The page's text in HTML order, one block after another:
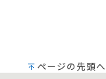
ページの先頭へ